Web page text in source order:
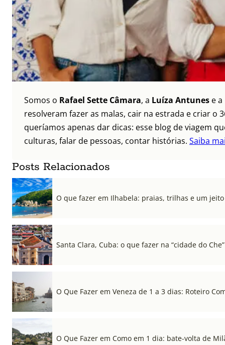
Somos o Rafael Sette Câmara, a Luíza Antunes e a
resolveram fazer as malas, cair na estrada e criar o
queríamos apenas dar dicas: esse blog de viagem
culturas, falar de pessoas, contar histórias. Saiba
Posts Relacionados
O que fazer em Ilhabela: praias, trilhas e um
Santa Clara, Cuba: o que fazer na “cidade do Che”
O Que Fazer em Veneza de 1 a 3 dias: Roteiro
O Que Fazer em Como em 1 dia: bate-volta de